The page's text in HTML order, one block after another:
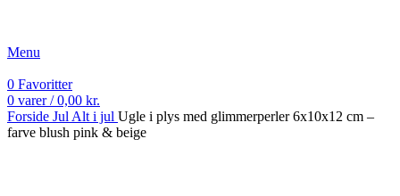
Menu
0 Favoritter
0 varer / 0,00 kr.
Forside Jul Alt i jul Ugle i plys med glimmerperler 6x10x12 cm –
farve blush pink & beige